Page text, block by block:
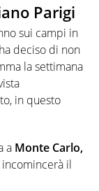
Parigi
sui campi in
ha deciso di non
la settimana
in questo
a Monte Carlo,
incomincerà il